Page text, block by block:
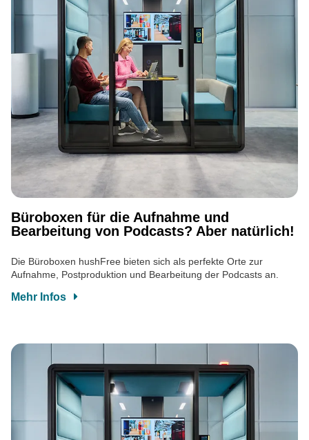
Büroboxen für die Aufnahme und
Bearbeitung von Podcasts? Aber natürlich!
Die Büroboxen hushFree bieten sich als perfekte Orte zur
Aufnahme, Postproduktion und Bearbeitung der Podcasts an.
Mehr Infos